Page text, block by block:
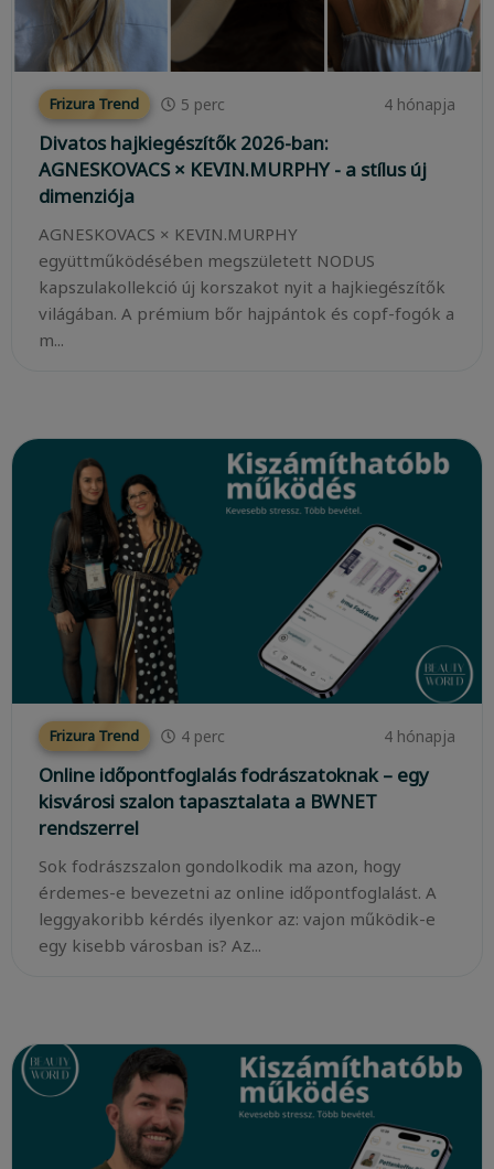
Frizura Trend 5 perc 4 hónapja
Divatos hajkiegészítők 2026-ban:
AGNESKOVACS × KEVIN.MURPHY - a stílus új
dimenziója
AGNESKOVACS × KEVIN.MURPHY
együttműködésében megszületett NODUS
kapszulakollekció új korszakot nyit a hajkiegészítők
világában. A prémium bőr hajpántok és copf-fogók a
m...
Frizura Trend 4 perc 4 hónapja
Online időpontfoglalás fodrászatoknak – egy
kisvárosi szalon tapasztalata a BWNET
rendszerrel
Sok fodrászszalon gondolkodik ma azon, hogy
érdemes-e bevezetni az online időpontfoglalást. A
leggyakoribb kérdés ilyenkor az: vajon működik-e
egy kisebb városban is? Az...